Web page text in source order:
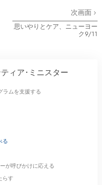
次画面
思いやりとケア、ニューヨー
ク9/11
ィア･ミニスター
ラムを支援する
る
が呼びかけに応える
らす